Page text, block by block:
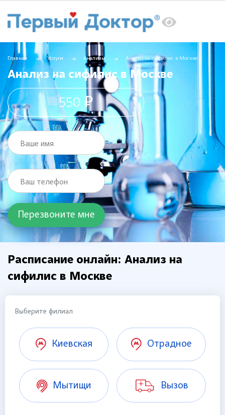
Главная Услуги Анализы Анализ на сифилис в Москве
Анализ на сифилис в Москве
550 ₽
Ваше имя
Ваш телефон
Расписание онлайн: Анализ на
сифилис в Москве
Выберите филиал
Киевская Отрадное
Мытищи Вызов